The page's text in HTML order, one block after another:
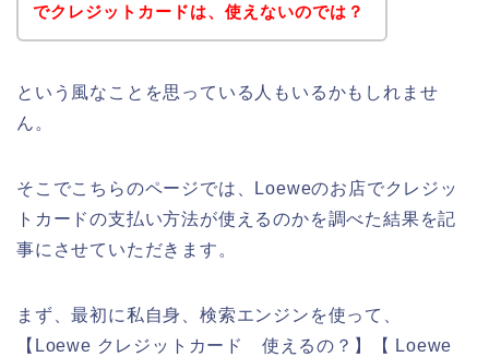
でクレジットカードは、使えないのでは？
という風なことを思っている人もいるかもしれませ
ん。
そこでこちらのページでは、Loeweのお店でクレジッ
トカードの支払い方法が使えるのかを調べた結果を記
事にさせていただきます。
まず、最初に私自身、検索エンジンを使って、
【Loewe クレジットカード 使えるの？】【 Loewe